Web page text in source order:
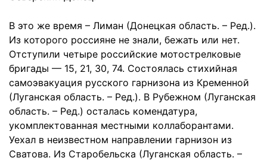
В это же время – Лиман (Донецкая область. – Ред.).
Из которого россияне не знали, бежать или нет.
Отступили четыре российские мотострелковые
бригады — 15, 21, 30, 74. Состоялась стихийная
самоэвакуация русского гарнизона из Кременной
(Луганская область. – Ред.). В Рубежном (Луганская
область. – Ред.) осталась комендатура,
укомплектованная местными коллаборантами.
Уехал в неизвестном направлении гарнизон из
Сватова. Из Старобельска (Луганская область. –